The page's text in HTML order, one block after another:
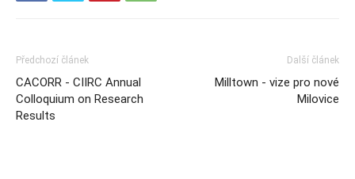
Předchozí článek
CACORR - CIIRC Annual
Colloquium on Research
Results
Další článek
Milltown - vize pro nové
Milovice